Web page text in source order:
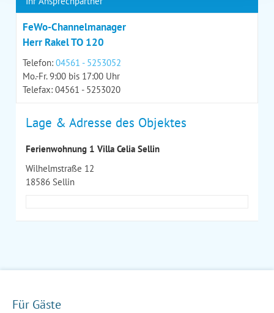
FeWo-Channelmanager
Herr Rakel TO 120
Telefon: 04561 - 5253052
Mo.-Fr. 9:00 bis 17:00 Uhr
Telefax: 04561 - 5253020
Lage & Adresse des Objektes
Ferienwohnung 1 Villa Celia Sellin
Wilhelmstraße 12
18586 Sellin
Für Gäste